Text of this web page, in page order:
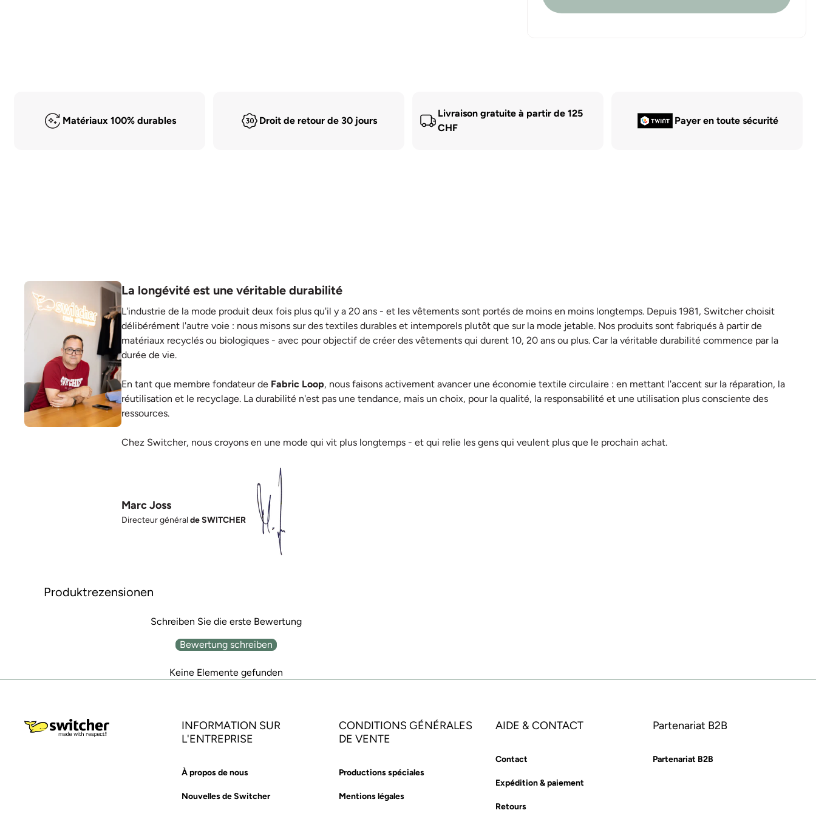
Matériaux 100% durables Droit de retour de 30 jours
Livraison gratuite à partir de 125
CHF
Payer en toute sécurité
La longévité est une véritable durabilité
L'industrie de la mode produit deux fois plus qu'il y a 20 ans - et les vêtements sont portés de moins en moins longtemps. Depuis 1981, Switcher choisit
délibérément l'autre voie : nous misons sur des textiles durables et intemporels plutôt que sur la mode jetable. Nos produits sont fabriqués à partir de
matériaux recyclés ou biologiques - avec pour objectif de créer des vêtements qui durent 10, 20 ans ou plus. Car la véritable durabilité commence par la
durée de vie.
En tant que membre fondateur de Fabric Loop, nous faisons activement avancer une économie textile circulaire : en mettant l'accent sur la réparation, la
réutilisation et le recyclage. La durabilité n'est pas une tendance, mais un choix, pour la qualité, la responsabilité et une utilisation plus consciente des
ressources.
Chez Switcher, nous croyons en une mode qui vit plus longtemps - et qui relie les gens qui veulent plus que le prochain achat.
Marc Joss
Directeur général de SWITCHER
Produktrezensionen
Schreiben Sie die erste Bewertung
Bewertung schreiben
Keine Elemente gefunden
INFORMATION SUR
L'ENTREPRISE
À propos de nous
Nouvelles de Switcher
CONDITIONS GÉNÉRALES
DE VENTE
Productions spéciales
Mentions légales
AIDE & CONTACT
Contact
Expédition & paiement
Retours
Partenariat B2B
Partenariat B2B